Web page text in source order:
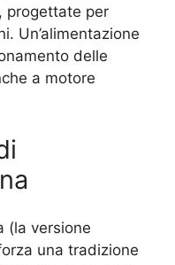
progettate per
Un’alimentazione
delle
a motore
(la versione
una tradizione